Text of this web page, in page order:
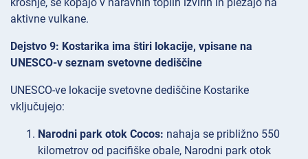
aktivne vulkane.
Dejstvo 9: Kostarika ima štiri lokacije, vpisane na
UNESCO-v seznam svetovne dediščine
UNESCO-ve lokacije svetovne dediščine Kostarike
vključujejo:
Narodni park otok Cocos: nahaja se približno 550
kilometrov od pacifiške obale, Narodni park otok